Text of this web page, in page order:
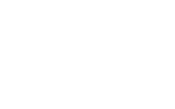
a kedvencekhez